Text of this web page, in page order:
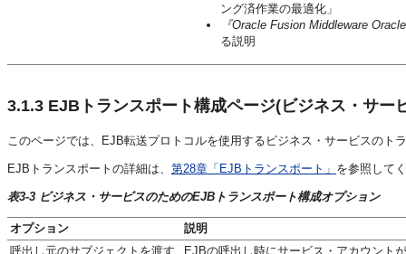
ング済作業の最適化」
『Oracle Fusion Middleware
る説明
3.1.3 EJBトランスポート構成ページ(ビジネス・サー
このページでは、EJB転送プロトコルを使用するビジネス・サービスのト
EJBトランスポートの詳細は、 第28章「EJBトランスポート」 を参照して
表3-3 ビジネス・サービスのためのEJBトランスポート構成オプション
オプション
説明
呼出し元のサブジェクトを渡す
EJBの呼出し時にサービス・アカウント